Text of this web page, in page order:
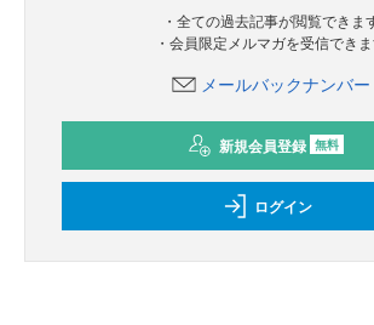
・全ての過去記事が閲覧できま
・会員限定メルマガを受信でき
メールバックナンバー
新規会員登録 無料
ログイン